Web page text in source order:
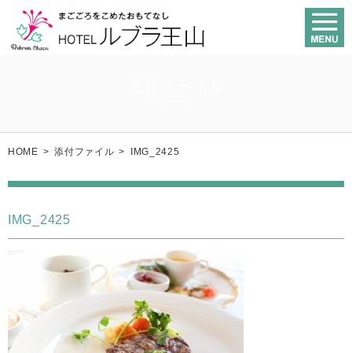
HOME > 添付ファイル > IMG_2425
IMG_2425